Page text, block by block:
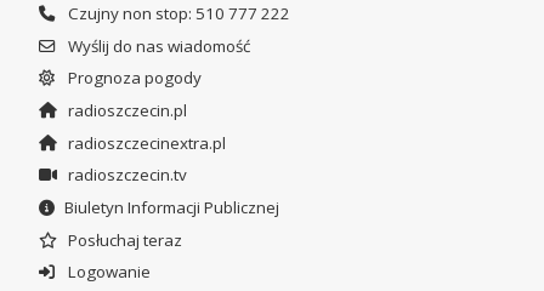
Czujny non stop: 510 777 222
Wyślij do nas wiadomość
Prognoza pogody
radioszczecin.pl
radioszczecinextra.pl
radioszczecin.tv
Biuletyn Informacji Publicznej
Posłuchaj teraz
Logowanie